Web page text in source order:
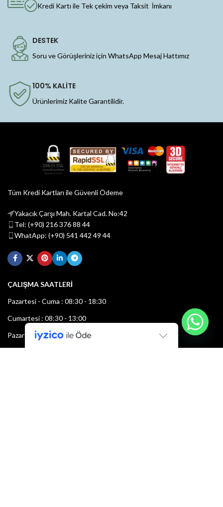
Kredi Kartı ile Tek çekim veya Taksit İmkanı
DESTEK
Soru ve Görüşleriniz için WhatsApp Mesaj Hattımız
100% KALİTE
Ürünlerimiz Kalite Garantilidir.
Tüm Kredi Kartları ile Güvenli Ödeme
Yakacık Çarşı Mah. Kartal Cad. No:42
Tel: (+90) 216 376 88 44
WhatApp: (+90) 541 442 49 44
ÇALIŞMA SAATLERİ
Pazartesi - Cuma : 08:30 - 18:30
Cumartesi : 08:30 - 13:00
Pazar: Kapalı